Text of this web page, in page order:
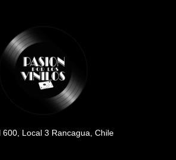
600, Local 3 Rancagua, Chile